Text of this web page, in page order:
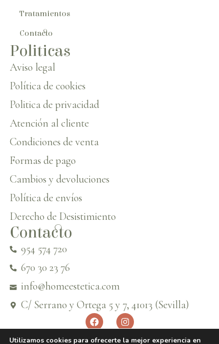
Tratamientos
Contacto
Politicas
Aviso legal
Política de cookies
Politica de privacidad
Atención al cliente
Condiciones de venta
Formas de pago
Cambios y devoluciones
Política de envíos
Derecho de Desistimiento
Contacto
954 574 720
670 30 23 76
info@homeestetica.com
C/ Serrano y Ortega 5 y 7, 41013 (Sevilla)
Utilizamos cookies para ofrecerte la mejor experiencia en